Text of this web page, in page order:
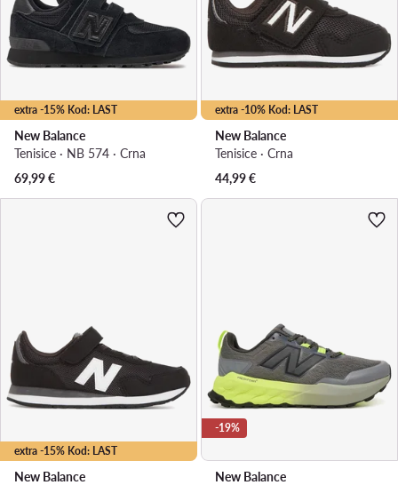
extra -15% Kod: LAST
New Balance
Tenisice · NB 574 · Crna
69,99€
extra -10% Kod: LAST
New Balance
Tenisice · Crna
44,99€
extra -15% Kod: LAST
New Balance
-19%
New Balance